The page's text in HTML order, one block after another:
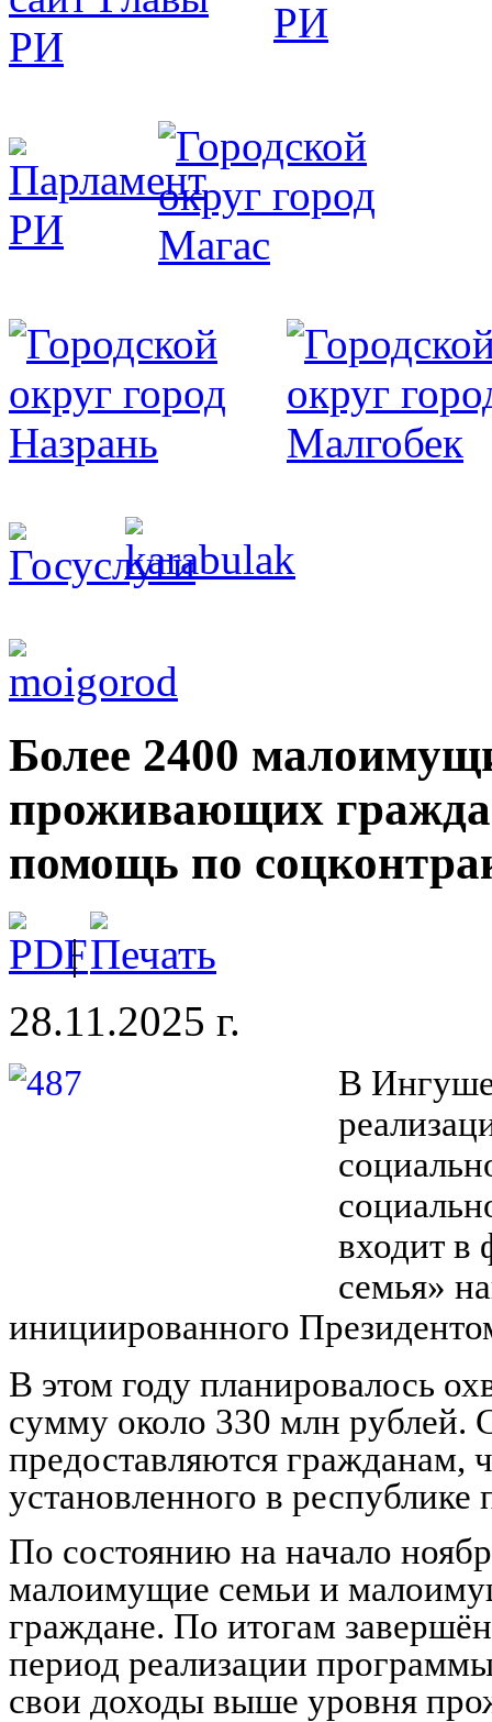
Более 2400
проживающих
помощь по
|
28.11.2025 г.
В
входит в
семья»
инициированного
В этом году планировалось
сумму около 330 млн рублей.
предоставляются гражданам,
установленного в
По состоянию на начало
малоимущие семьи и
граждане. По итогам
период реализации
свои доходы выше уровня